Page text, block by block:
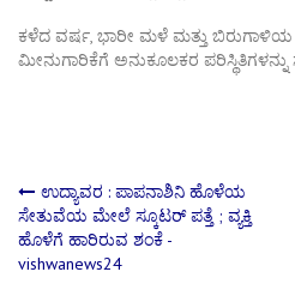
ಕಳೆದ ವರ್ಷ, ಭಾರೀ ಮಳೆ ಮತ್ತು
ಮೀನುಗಾರಿಕೆಗೆ ಅನುಕೂಲಕರ ಪರಿಸ್ಥಿತಿಗಳನ್ನು
Post
navigation
ಉದ್ಯಾವರ : ಪಾಪನಾಶಿನಿ ಹೊಳೆಯ
ಸೇತುವೆಯ ಮೇಲೆ ಸ್ಕೂಟರ್ ಪತ್ತೆ ; ವ್ಯಕ್ತಿ
ಹೊಳೆಗೆ ಹಾರಿರುವ ಶಂಕೆ -
vishwanews24